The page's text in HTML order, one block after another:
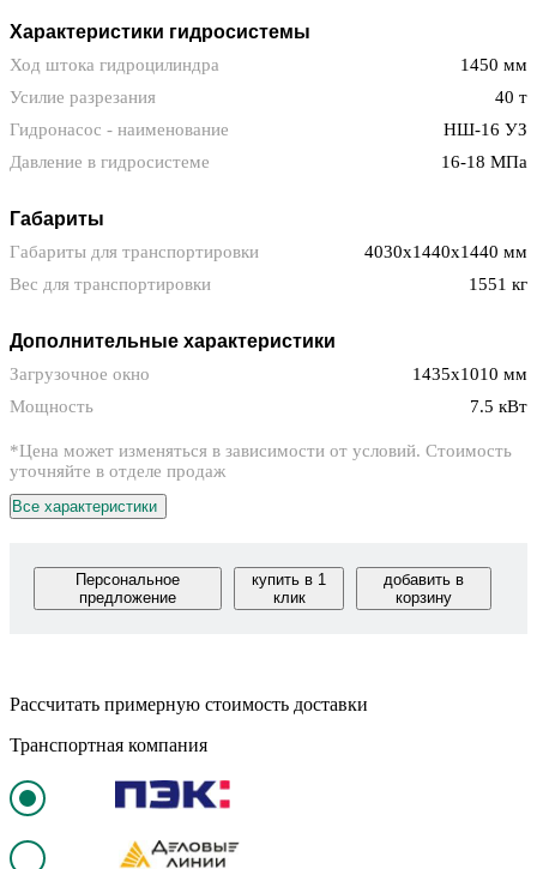
Характеристики гидросистемы
Ход штока гидроцилиндра
1450 мм
Усилие разрезания
40 т
Гидронасос - наименование
НШ-16 УЗ
Давление в гидросистеме
16-18 МПа
Габариты
Габариты для транспортировки
4030x1440x1440 мм
Вес для транспортировки
1551 кг
Дополнительные характеристики
Загрузочное окно
1435х1010 мм
Мощность
7.5 кВт
*Цена может изменяться в зависимости от условий. Стоимость
уточняйте в отделе продаж
Все характеристики
Персональное
предложение
купить в 1
клик
добавить в
корзину
Рассчитать примерную стоимость доставки
Транспортная компания